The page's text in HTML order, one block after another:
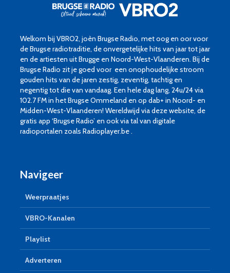
Welkom bij VBRO2, joèn Brugse Radio, met oog en oor voor
de Brugse radiotraditie, de onvergetelijke hits van jaar tot jaar
en de artiesten uit Brugge en Noord-West-Vlaanderen. Bij de
Brugse Radio zit je goed voor een onophoudelijke stroom
gouden hits van de jaren zestig, zeventig, tachtig en
negentig tot die van vandaag. Een hele dag lang, 24u/24 via
102.7 FM in het Brugse Ommeland en op dab+ in Noord- en
Midden-West-Vlaanderen! Wereldwijd via deze website, de
gratis app ‘Brugse Radio’ en ook via tal van digitale
radioportalen zoals Radioplayer.be .
Navigeer
Weerpraatjes
VBRO-Kanalen
Playlist
Adverteren